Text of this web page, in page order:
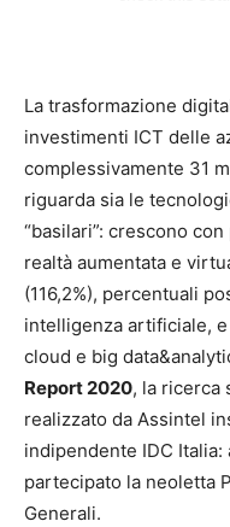
La trasformazione
investimenti ICT delle
complessivamente 31
riguarda sia le
“basilari”: crescono
realtà aumentata e
(116,2%), percentuali
intelligenza artificiale,
cloud e big
Report 2020, la ricerca
realizzato da Assintel
indipendente IDC
partecipato la neoletta
Generali.